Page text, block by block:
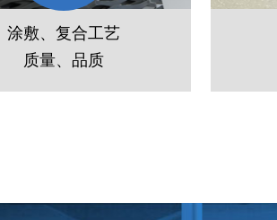
电解消毒用钛阳极
涂敷、复合工艺
质量、品质